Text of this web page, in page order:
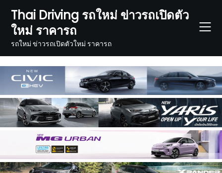
content
Thai Driving รถใหม่ ข่าวรถเปิดตัว
ใหม่ ราคารถ
รถใหม่ ข่าวรถเปิดตัวใหม่ ราคารถ